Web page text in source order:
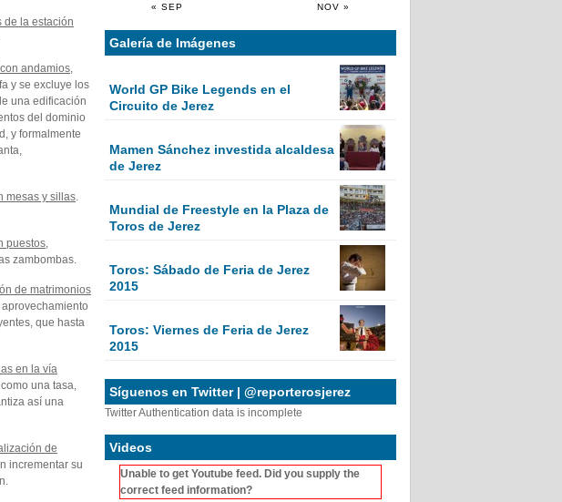
de la estación
andamios,
y se excluye los
una edificación
del dominio
y formalmente
mesas y sillas.
puestos,
zambombas.
de matrimonios
que hasta
en la vía
una tasa,
así una
de
incrementar su
« SEP NOV »
Galería de Imágenes
World GP Bike Legends en el
Circuito de Jerez
Mamen Sánchez investida alcaldesa
de Jerez
Mundial de Freestyle en la Plaza de
Toros de Jerez
Toros: Sábado de Feria de Jerez
2015
Toros: Viernes de Feria de Jerez
2015
Síguenos en Twitter | @reporterosjerez
Twitter Authentication data is incomplete
Videos
Unable to get Youtube feed. Did you supply the
correct feed information?